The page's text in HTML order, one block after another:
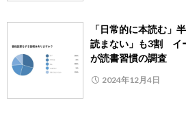
「日常的に本読む」
読まない」も3割 イ
が読書習慣の調査
2024年12月4日